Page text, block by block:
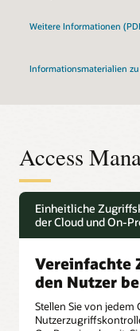
Weitere Informationen
Informationsmaterialien
Access
Einheitliche
der Cloud und On-
Vereinfachte
den Nutzer
Stellen Sie von jedem